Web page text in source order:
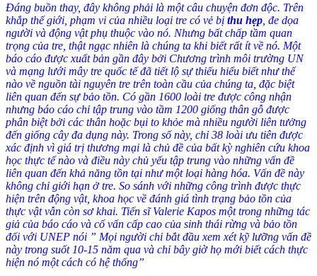
Đáng buồn thay, đây không phải là một câu chuyện đơn độc. Trên
khắp thế giới, phạm vi của nhiều loại tre có vẻ bị thu hẹp , đe dọa
người và động vật phụ thuộc vào nó. Nhưng bất chấp tầm quan
trọng của tre, thật ngạc nhiên là chúng ta khi biết rất ít về nó. Một
báo cáo được xuất bản gần đây bởi Chương trình môi trường UN
và mạng lưới mây tre quốc tế đã tiết lộ sự thiếu hiểu biết như thế
nào về nguồn tài nguyên tre trên toàn cầu của chúng ta, đặc biệt
liên quan đến sự bảo tồn. Có gần 1600 loài tre được công nhận
nhưng báo cáo chỉ tập trung vào tầm 1200 giống thân gỗ được
phân biệt bởi các thân hoặc bụi to khỏe mà nhiều người liên tưởng
đến giống cây đa dụng này. Trong số này, chỉ 38 loài ưu tiên được
xác định vì giá trị thương mại là chủ đề của bất kỳ nghiên cứu khoa
học thực tế nào và điều này chủ yếu tập trung vào những vấn đề
liên quan đến khả năng tồn tại như một loại hàng hóa. Vấn đề này
không chỉ giới hạn ở tre. So sánh với những công trình được thực
hiện trên động vật, khoa học về đánh giá tình trạng bảo tồn của
thực vật vẫn còn sơ khai. Tiến sĩ Valerie Kapos một trong những tác
giả của báo cáo và cố vấn cấp cao của sinh thái rừng và bảo tồn
đối với UNEP nói ” Mọi người chỉ bắt đầu xem xét kỹ lưỡng vấn đề
này trong suốt 10-15 năm qua và chỉ bây giờ họ mới biết cách thực
hiện nó một cách có hệ thống”